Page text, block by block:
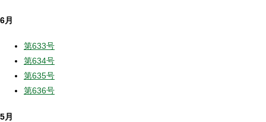
6月
第633号
第634号
第635号
第636号
5月